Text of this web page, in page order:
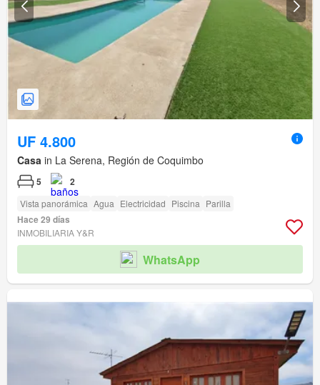
UF 4.800
Casa in La Serena, Región de Coquimbo
5 2
Vista panorámica Agua Electricidad Piscina Parilla
Hace 29 días
INMOBILIARIA Y&R
WhatsApp